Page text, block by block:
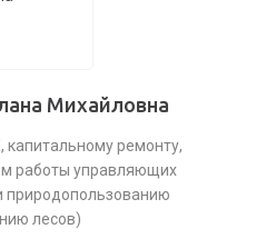
Михайловна
ремонту,
работы управляющих
природопользованию
лесов)